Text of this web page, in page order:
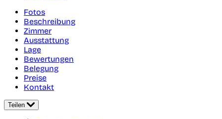
Fotos
Beschreibung
Zimmer
Ausstattung
Lage
Bewertungen
Belegung
Preise
Kontakt
Teilen